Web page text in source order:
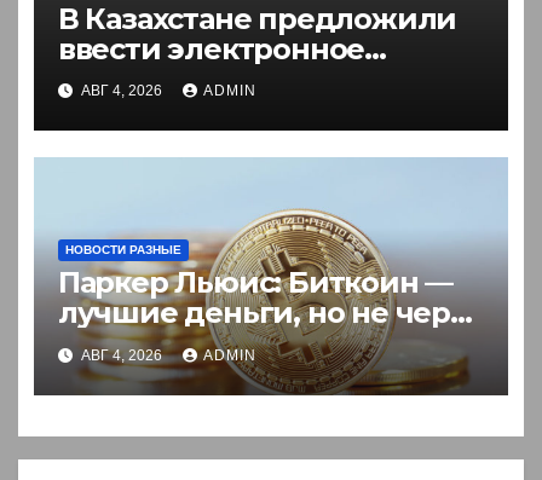
В Казахстане предложили
ввести электронное
разрешение на въезд для
иностранцев
АВГ 4, 2026 ADMIN
НОВОСТИ РАЗНЫЕ
Паркер Льюис: Биткоин —
лучшие деньги, но не через
акции
АВГ 4, 2026 ADMIN